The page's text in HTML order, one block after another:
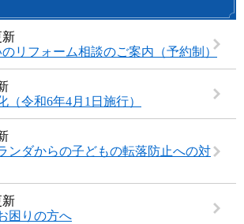
新
リフォーム相談のご案内（予約制）
（令和6年4月1日施行）
ンダからの子どもの転落防止への対
新
困りの方へ